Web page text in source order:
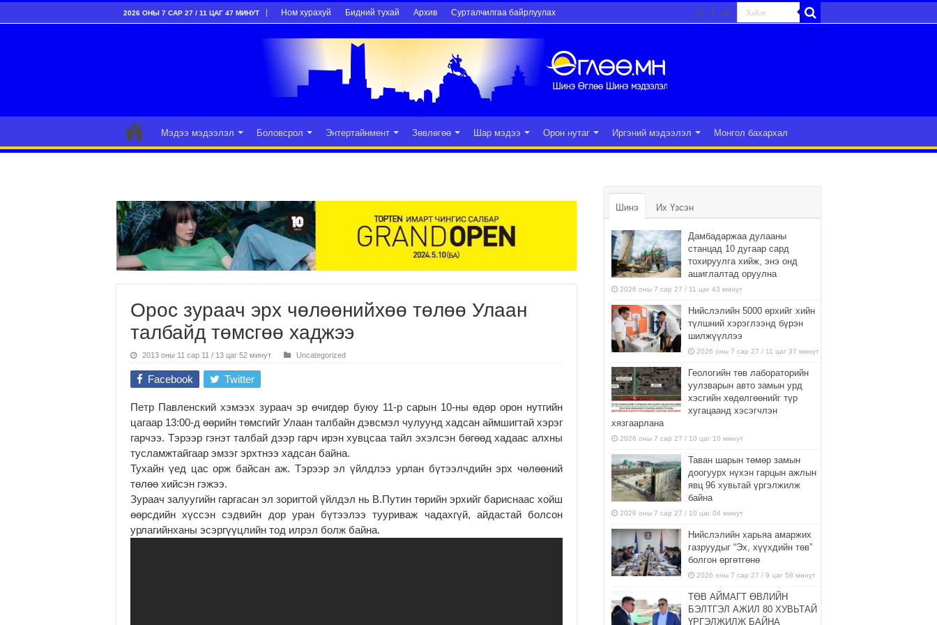
2026 ОНЫ 7 САР 27 / 11 ЦАГ 47 МИНУТ Ном хурахуй Бидний тухай Архив Сурталчилгаа байрлуулах
Мэдээ мэдээлэл Боловсрол Энтертайнмент Зөвлөгөө Шар мэдээ Орон нутаг Иргэний мэдээлэл Монгол бахархал
Орос зураач эрх чөлөөнийхөө төлөө Улаан
талбайд төмсгөө хаджээ
2013 оны 11 сар 11 / 13 цаг 52 минут Uncategorized
Facebook Twitter
Петр Павленский хэмээх зураач эр өчигдөр буюу 11-р сарын 10-ны өдөр орон нутгийн
цагаар 13:00-д өөрийн төмсгийг Улаан талбайн дэвсмэл чулуунд хадсан аймшигтай хэрэг
гарчээ. Тэрээр гэнэт талбай дээр гарч ирэн хувцсаа тайл эхэлсэн бөгөөд хадаас алхны
тусламжтайгаар эмзэг эрхтнээ хадсан байна.
Тухайн үед цас орж байсан аж. Тэрээр эл үйлдлээ урлан бүтээлчдийн эрх чөлөөний
төлөө хийсэн гэжээ.
Зураач залуугийн гаргасан эл зоригтой үйлдэл нь В.Путин төрийн эрхийг бариснаас хойш
өөрсдийн хүссэн сэдвийн дор уран бүтээлээ тууриваж чадахгүй, айдастай болсон
урлагийнханы эсэргүүцлийн тод илрэл болж байна.
Шинэ Их Үзсэн
Дамбадаржаа дулааны
станцад 10 дугаар сард
тохируулга хийж, энэ онд
ашиглалтад оруулна
2026 оны 7 сар 27 / 11 цаг 43 минут
Нийслэлийн 5000 өрхийг хийн
түлшний хэрэглээнд бүрэн
шилжүүллээ
2026 оны 7 сар 27 / 11 цаг 37 минут
Геологийн төв лабораторийн
уулзварын авто замын урд
хэсгийн хөдөлгөөнийг түр
хугацаанд хэсэгчлэн
хязгаарлана
2026 оны 7 сар 27 / 10 цаг 10 минут
Таван шарын төмөр замын
доогуурх нүхэн гарцын ажлын
явц 96 хувьтай үргэлжилж
байна
2026 оны 7 сар 27 / 10 цаг 04 минут
Нийслэлийн харьяа амаржих
газруудыг “Эх, хүүхдийн төв”
болгон өргөтгөнө
2026 оны 7 сар 27 / 9 цаг 58 минут
ТӨВ АЙМАГТ ӨВЛИЙН
БЭЛТГЭЛ АЖИЛ 80 ХУВЬТАЙ
ҮРГЭЛЖИЛЖ БАЙНА